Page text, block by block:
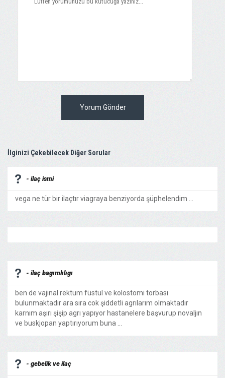
Yorum Gönder
İlginizi Çekebilecek Diğer Sorular
- ilaç ismi
vega ne tür bir ilaçtır viagraya benziyorda şüphelendim ...
- ilaç bagımlılıgı
ben de vajinal rektum füstul ve kolostomi torbası
bulunmaktadır ara sıra cok şiddetli agrılarım olmaktadır
karnım aşırı şişip agrı yapıyor hastanelere başvurup novaljın
ve buskjopan yaptırıyorum buna ...
- gebelik ve ilaç